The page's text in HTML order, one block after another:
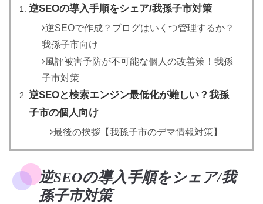
逆SEOの導入手順をシェア/我孫子市対策
逆SEOで作成？ブログはいくつ管理するか？
我孫子市向け
風評被害予防が不可能な個人の改善策！我孫
子市対策
逆SEOと検索エンジン最低化が難しい？我孫
子市の個人向け
最後の挨拶【我孫子市のデマ情報対策】
逆SEOの導入手順をシェア/我
孫子市対策